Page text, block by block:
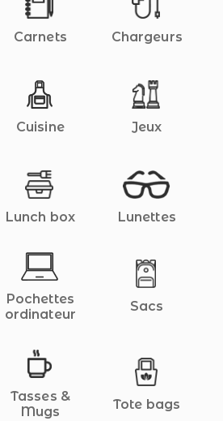
Carnets Chargeurs
Cuisine Jeux
Lunch box Lunettes
Pochettes
ordinateur
Sacs
Tasses &
Mugs
Tote bags